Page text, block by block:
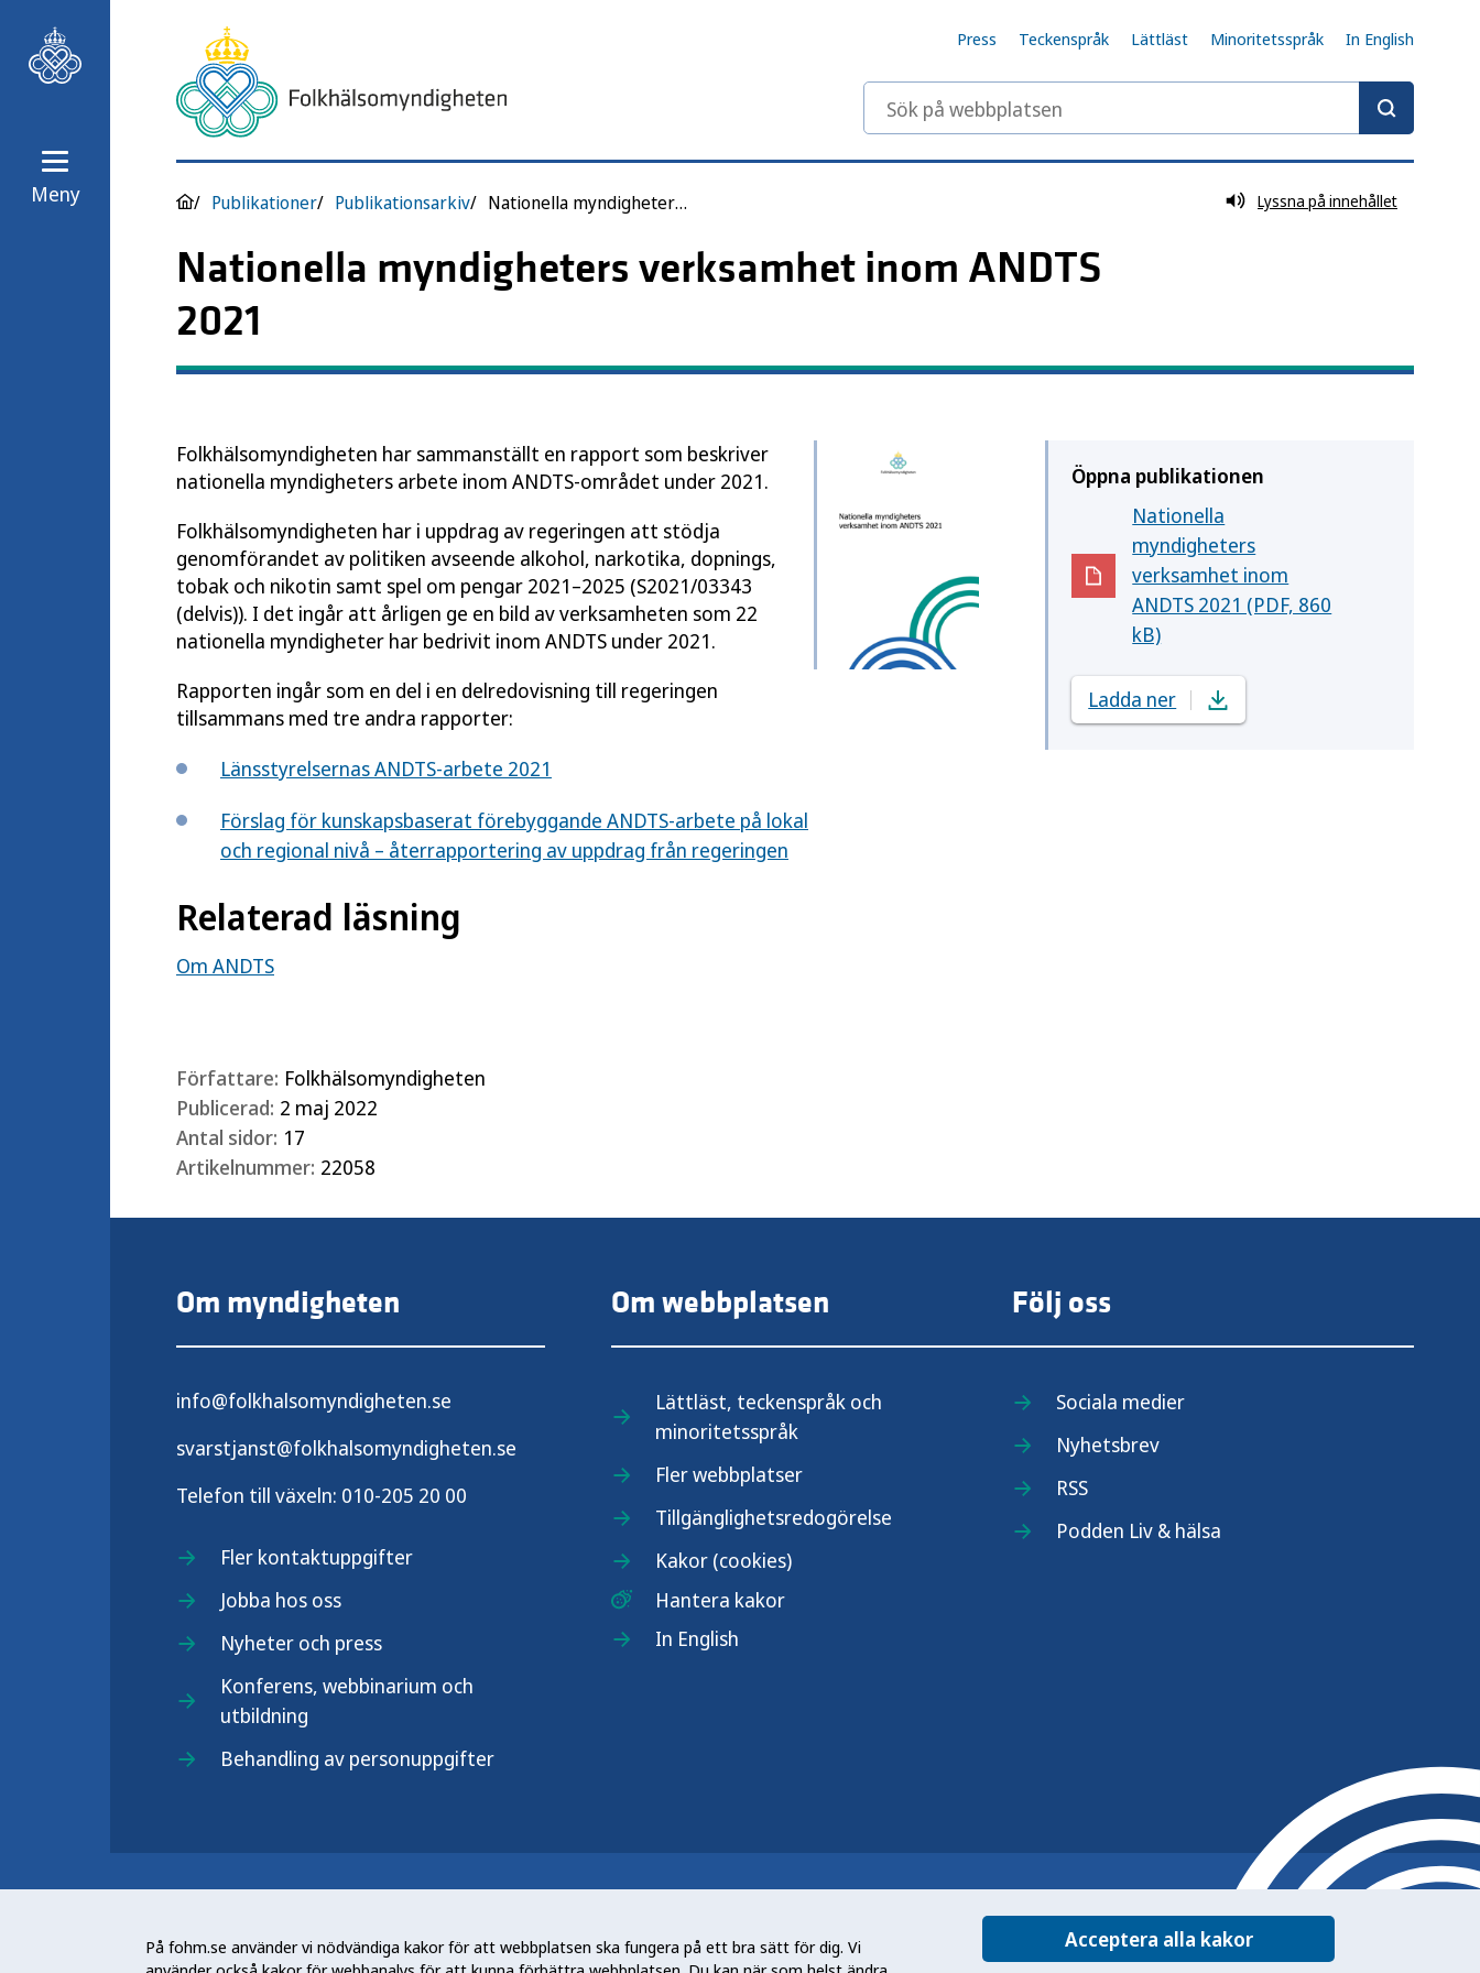
På fohm.se använder vi nödvändiga kakor för att webbplatsen ska fungera på ett bra sätt för dig. Vi
Acceptera alla kakor
Meny
Press Teckenspråk Lättläst Minoritetsspråk In English
Sök på webbplatsen
Publikationer Publikationsarkiv Nationella myndigheters verksamhet inom ANDTS 2021 Lyssna på innehållet
Nationella myndigheters verksamhet inom ANDTS
2021
Folkhälsomyndigheten har sammanställt en rapport som beskriver
nationella myndigheters arbete inom ANDTS-området under 2021.
Folkhälsomyndigheten har i uppdrag av regeringen att stödja
genomförandet av politiken avseende alkohol, narkotika, dopnings,
tobak och nikotin samt spel om pengar 2021–2025 (S2021/03343
(delvis)). I det ingår att årligen ge en bild av verksamheten som 22
nationella myndigheter har bedrivit inom ANDTS under 2021.
Rapporten ingår som en del i en delredovisning till regeringen
tillsammans med tre andra rapporter:
Länsstyrelsernas ANDTS-arbete 2021
Förslag för kunskapsbaserat förebyggande ANDTS-arbete på lokal
och regional nivå – återrapportering av uppdrag från regeringen
Relaterad läsning
Om ANDTS
Författare: Folkhälsomyndigheten
Publicerad: 2 maj 2022
Antal sidor: 17
Artikelnummer: 22058
Öppna publikationen
Nationella
myndigheters
verksamhet inom
ANDTS 2021 (PDF, 860
kB)
(Öppnas i nytt fönster)
Ladda ner
Om myndigheten
info@folkhalsomyndigheten.se
svarstjanst@folkhalsomyndigheten.se
Telefon till växeln: 010-205 20 00
Fler kontaktuppgifter
Jobba hos oss
Nyheter och press
Konferens, webbinarium och
utbildning
Behandling av personuppgifter
Om webbplatsen
Lättläst, teckenspråk och
minoritetsspråk
Fler webbplatser
Tillgänglighetsredogörelse
Kakor (cookies)
Hantera kakor
In English
Följ oss
Sociala medier
Nyhetsbrev
RSS
Podden Liv & hälsa
arbetar för en bättre folkhälsa. Det gör myndigheten genom att utveckla
och stödja samhällets arbete med att främja hälsa, förebygga ohälsa och